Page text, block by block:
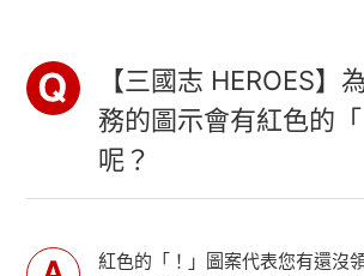
【三國志 HEROES】
務的圖示會有紅色的
呢？
紅色的「！」圖案代表您有還沒